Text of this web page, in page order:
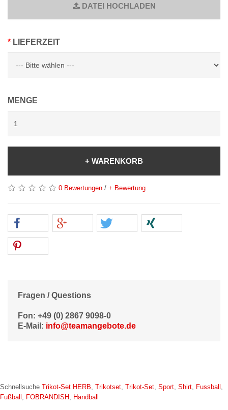
DATEI HOCHLADEN
LIEFERZEIT
MENGE
+ WARENKORB
0 Bewertungen / + Bewertung
Fragen / Questions
Fon: +49 (0) 2867 9098-0
E-Mail: info@teamangebote.de
Schnellsuche Trikot-Set HERB Trikotset Trikot-Set Sport Shirt Fussball
Fußball
FOBRANDISH Handball